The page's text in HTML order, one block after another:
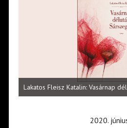
Lakatos Fleisz Katalin: Vasárnap
2020.